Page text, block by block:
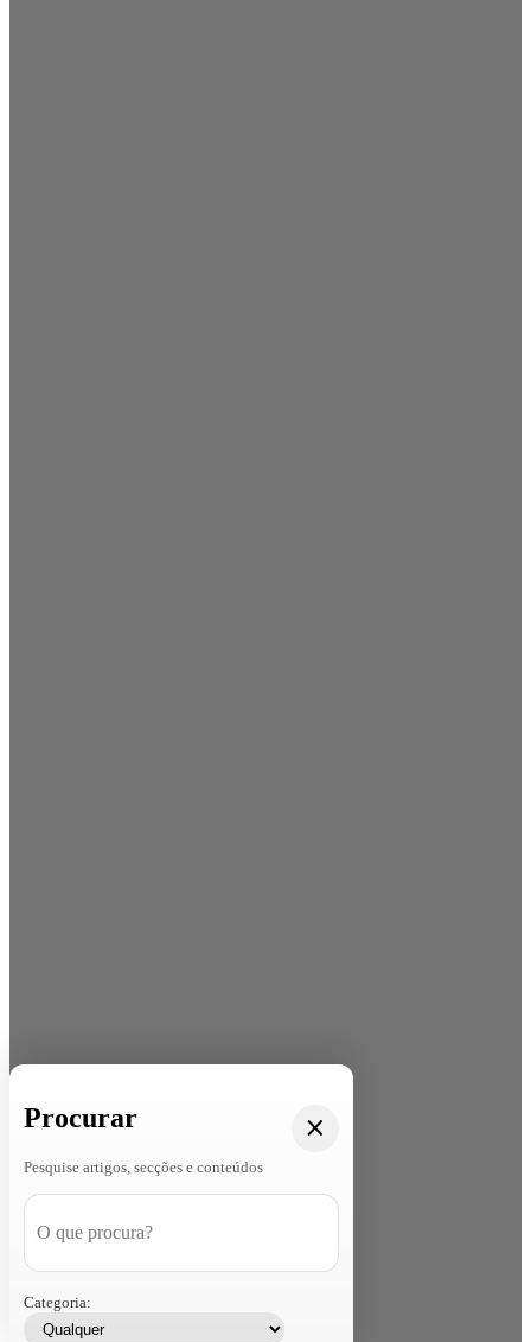
Procurar
Pesquise artigos, secções e conteúdos
Categoria: